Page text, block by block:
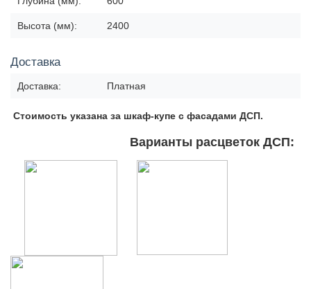
Высота (мм): 2400
Доставка
Доставка: Платная
Стоимость указана за шкаф-купе с фасадами ДСП.
Варианты расцветок ДСП: